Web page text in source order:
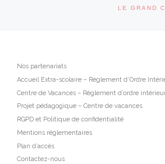
LE GRAND
Nos partenariats
Accueil Extra-scolaire – Règlement d’Ordre
Centre de Vacances – Règlement d’ordre
Projet pédagogique – Centre de vacances
RGPD et Politique de confidentialité
Mentions réglementaires
Plan d’accès
Contactez-nous